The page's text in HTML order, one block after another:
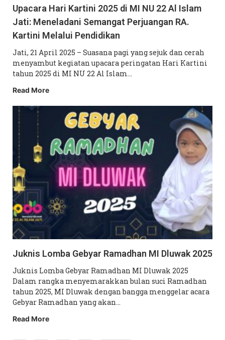
Upacara Hari Kartini 2025 di MI NU 22 Al Islam
Jati: Meneladani Semangat Perjuangan RA.
Kartini Melalui Pendidikan
Jati, 21 April 2025 – Suasana pagi yang sejuk dan cerah
menyambut kegiatan upacara peringatan Hari Kartini
tahun 2025 di MI NU 22 Al Islam…
Read More
Juknis Lomba Gebyar Ramadhan MI Dluwak 2025
Juknis Lomba Gebyar Ramadhan MI Dluwak 2025
Dalam rangka menyemarakkan bulan suci Ramadhan
tahun 2025, MI Dluwak dengan bangga menggelar acara
Gebyar Ramadhan yang akan…
Read More